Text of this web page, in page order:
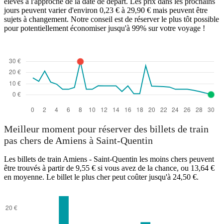
jours peuvent varier d'environ 0,23 € à 29,90 € mais peuvent être
sujets à changement. Notre conseil est de réserver le plus tôt possible
pour potentiellement économiser jusqu'à 99% sur votre voyage !
Meilleur moment pour réserver des billets de train
pas chers de Amiens à Saint-Quentin
Les billets de train Amiens - Saint-Quentin les moins chers peuvent
être trouvés à partir de 9,55 € si vous avez de la chance, ou 13,64 €
en moyenne. Le billet le plus cher peut coûter jusqu'à 24,50 €.